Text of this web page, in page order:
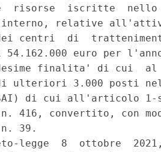
risorse  iscritte
relative
centri  di
54.162.000 euro per
finalita' di cui
ulteriori 3.000 posti nel
di cui all'articolo 1-
n. 416, convertito, con
n. 39.
legge  8  ottobre